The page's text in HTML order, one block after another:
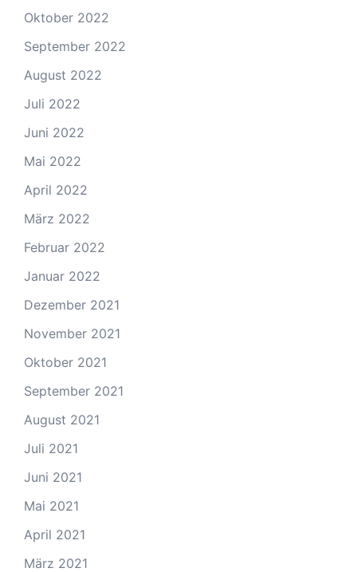
Oktober 2022
September 2022
August 2022
Juli 2022
Juni 2022
Mai 2022
April 2022
März 2022
Februar 2022
Januar 2022
Dezember 2021
November 2021
Oktober 2021
September 2021
August 2021
Juli 2021
Juni 2021
Mai 2021
April 2021
März 2021